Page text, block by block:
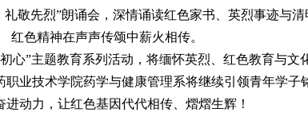
礼敬先烈”朗诵会，深情诵读红色家书、英烈事迹与
红色精神在声声传颂中薪火相传。
心”主题教育系列活动，将缅怀英烈、红色教育与文
业技术学院药学与健康管理系将继续引领青年学子
进动力，让红色基因代代相传、熠熠生辉！